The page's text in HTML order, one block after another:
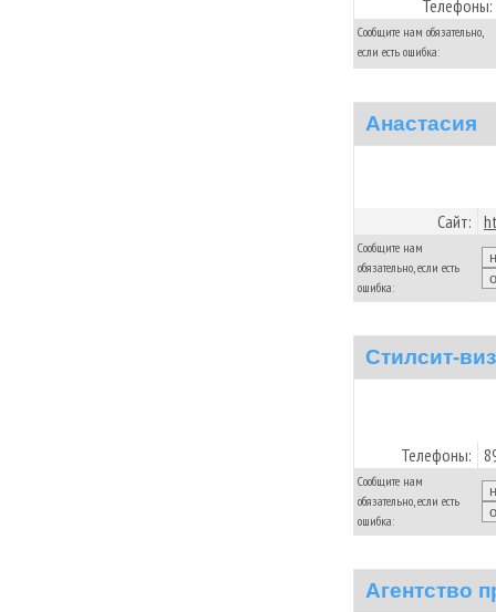
Телефоны:
Сообщите нам обязательно,
если есть ошибка:
Анастасия
Сайт:
Сообщите нам
обязательно, если есть
ошибка:
Стилсит-
Телефоны:
Сообщите нам
обязательно, если есть
ошибка:
Агентство